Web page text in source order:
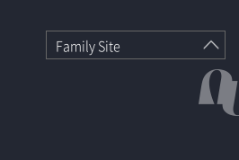
Family Site